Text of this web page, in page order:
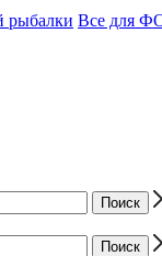
рыбалки Все для